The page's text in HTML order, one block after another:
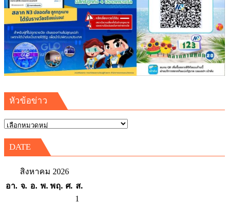
ความ
มั่นคง
ระบบ
สาธารณู
รองรับ
การ
ตะวัน
หัวข้อข่าว
หัวข้อ
ข่าว
DATE
สิงหาคม 2026
อา. จ. อ. พ. พฤ. ศ. ส.
1